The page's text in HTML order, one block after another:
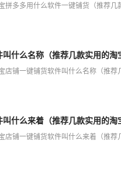
什么名称（推荐几款实用的淘
什么来着（推荐几款实用的淘